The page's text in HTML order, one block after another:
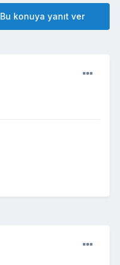
Bu konuya yanıt ver